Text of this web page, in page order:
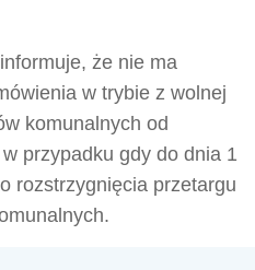
że nie ma
w trybie z wolnej
komunalnych od
przypadku gdy do dnia 1
rozstrzygnięcia przetargu